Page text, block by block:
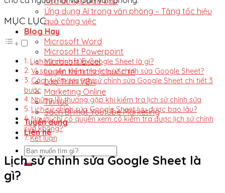
Ứng dụng AI trong văn phòng – Tăng tốc hiệu
quả công việc
Blog Hay
Microsoft Word
Microsoft Powerpoint
Microsoft Excel
Luyện thi tin học quốc tế
Lập Trình VBA
Marketing Online
Tin tức
Sách Bí mật Youtube Marketing
Tuyển dụng
Liên hệ
MỤC LỤC
Lịch sử chỉnh sửa Google Sheet là gì?
Vì sao nên kiểm tra lịch sử chỉnh sửa Google Sheet?
Cách kiểm tra lịch sử chỉnh sửa Google Sheet chi tiết 3
bước
Những lỗi thường gặp khi kiểm tra lịch sử chỉnh sửa
Lịch sử chỉnh sửa Google Sheet lưu được bao lâu?
Người chỉ có quyền xem có kiểm tra được lịch sử chỉnh
sửa không?
Kết luận
Lịch sử chỉnh sửa Google Sheet là
gì?